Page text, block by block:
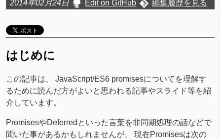
2014年02月24日 Edit on GitHub 編集履歴を見る
はじめに
この記事は、 JavaScript/ES6 promisesについてを理解す
るために読んだ方がよいと思われる記事やスライド等を紹
介しています。
PromisesやDeferredといった言葉を非同期処理の話などで
聞いた事があるかもしれませんが、 現在Promisesは次の